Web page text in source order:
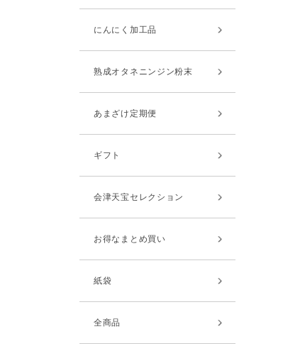
にんにく加工品
熟成オタネニンジン粉末
あまざけ定期便
ギフト
会津天宝セレクション
お得なまとめ買い
紙袋
全商品